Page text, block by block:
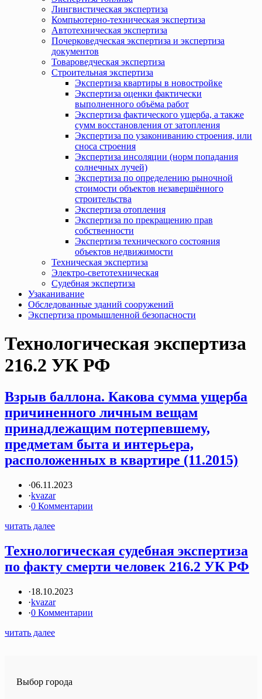
Лингвистическая экспертиза
Компьютерно-техническая экспертиза
Автотехническая экспертиза
Почерковедческая экспертиза и экспертиза
документов
Товароведческая экспертиза
Строительная экспертиза
Экспертиза квартиры в новостройке
Экспертиза оценки фактически
выполненного объёма работ
Экспертиза фактического ущерба, а также
сумм восстановления от затопления
Экспертиза по узакониванию строения, или
сноса строения
Экспертиза инсоляции (норм попадания
солнечных лучей)
Экспертиза по определению рыночной
стоимости объектов незавершённого
строительства
Экспертиза отопления
Экспертиза по прекращению прав
собственности
Экспертиза технического состояния
объектов недвижимости
Техническая экспертиза
Электро-светотехническая
Судебная экспертиза
Узаканивание
Обследованные зданий сооружений
Экспертиза промышленной безопасности
Технологическая экспертиза
216.2 УК РФ
Взрыв баллона. Какова сумма ущерба
причиненного личным вещам
принадлежащим потерпевшему,
предметам быта и интерьера,
расположенных в квартире (11.2015)
·06.11.2023
·kvazar
·0 Комментарии
читать далее
Технологическая судебная экспертиза
по факту смерти человек 216.2 УК РФ
·18.10.2023
·kvazar
·0 Комментарии
читать далее
Выбор города